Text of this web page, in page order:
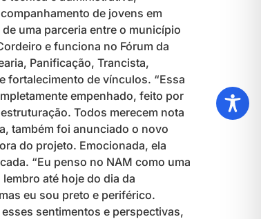
de jovens em
uma parceria entre o município
e funciona no Fórum da
Panificação, Trancista,
fortalecimento de vínculos. “Essa
empenhado, feito por
Todos merecem nota
também foi anunciado o novo
do projeto. Emocionada, ela
“Eu penso no NAM como uma
até hoje do dia da
eu sou preto e periférico.
sentimentos e perspectivas,